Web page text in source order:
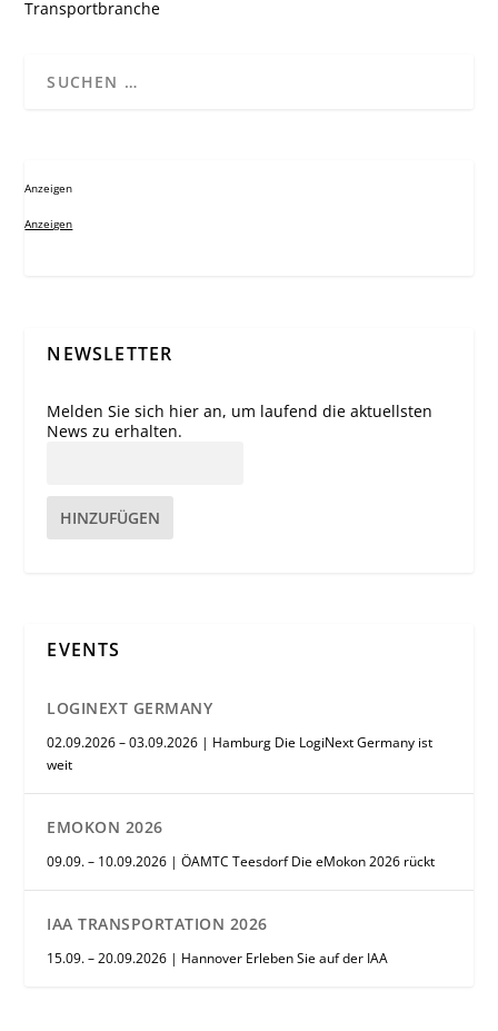
Transportbranche
Anzeigen
Anzeigen
NEWSLETTER
Melden Sie sich hier an, um laufend die aktuellsten
News zu erhalten.
HINZUFÜGEN
EVENTS
LOGINEXT GERMANY
02.09.2026 – 03.09.2026 | Hamburg Die LogiNext Germany ist
weit
EMOKON 2026
09.09. – 10.09.2026 | ÖAMTC Teesdorf Die eMokon 2026 rückt
IAA TRANSPORTATION 2026
15.09. – 20.09.2026 | Hannover Erleben Sie auf der IAA